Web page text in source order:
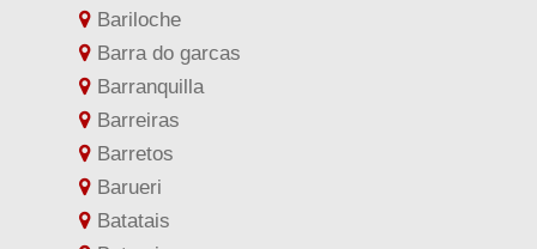
Bariloche
Barra do garcas
Barranquilla
Barreiras
Barretos
Barueri
Batatais